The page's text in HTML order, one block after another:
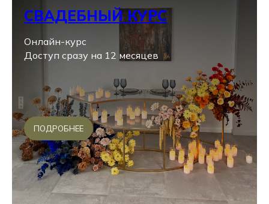
СВАДЕБНЫЙ КУРС
Онлайн-курс
Доступ сразу на 12 месяцев
ПОДРОБНЕЕ